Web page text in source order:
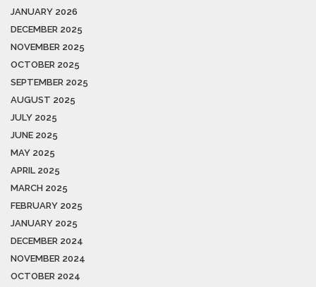
JANUARY 2026
DECEMBER 2025
NOVEMBER 2025
OCTOBER 2025
SEPTEMBER 2025
AUGUST 2025
JULY 2025
JUNE 2025
MAY 2025
APRIL 2025
MARCH 2025
FEBRUARY 2025
JANUARY 2025
DECEMBER 2024
NOVEMBER 2024
OCTOBER 2024